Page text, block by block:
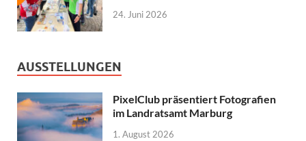
24. Juni 2026
AUSSTELLUNGEN
PixelClub präsentiert Fotografien
im Landratsamt Marburg
1. August 2026